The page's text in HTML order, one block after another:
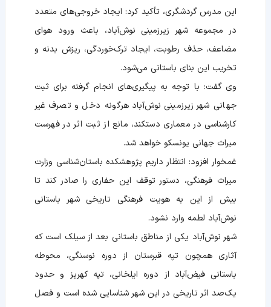
این مدرس گردشگری، تأکید کرد: ایجاد خروجی‌های متعدد
در مجموعه شهر زیرزمینی نوش‌آباد، باعث ورود هوای
مضاعف، حذف رطوبت، ایجاد ترک‌خوردگی، ریزش بدنه و
تخریب این بنای باستانی می‌شود.
وی گفت: با توجه به پیگیری‌های انجام گرفته برای ثبت
جهانی شهر زیرزمینی نوش‌آباد هرگونه دخل و تصرف غیر
کارشناسی در معماری دستکند، مانع از ثبت اثر در فهرست
میراث جهانی یونسکو خواهد شد.
غمخوار افزود: انتظار داریم پژوهشکده باستان‌شناسی وزارت
میراث فرهنگی، دستور توقف این حفاری را صادر کند تا
بیش از این به هویت فرهنگی تاریخی شهر باستانی
نوش‌آباد لطمه وارد نشود.
شهر نوش‌آباد یکی از مناطق باستانی بعد از سیلک است که
آثاری همچون تپه قبرستان از دوره نوسنگی، محوطه
باستانی فیض‌آباد از دوره ایلخانی، تپه کهریز و حدود
یک‌صد اثر تاریخی در این شهر شناسایی شده است و فصل